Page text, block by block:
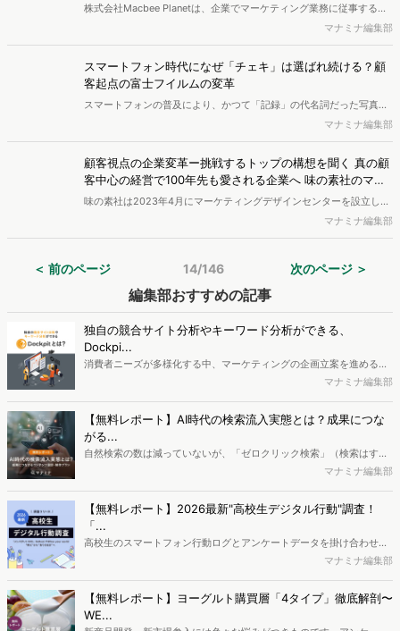
株式会社Macbee Planetは、企業でマーケティング業務に従事する担
当者を対象に「投資シフトマップ調査」を実施し、結果を公開しまし
た。
マナミナ編集部
スマートフォン時代になぜ「チェキ」は選ばれ続ける？顧
客起点の富士フイルムの変革
スマートフォンの普及により、かつて「記録」の代名詞だった写真
は、無料で楽しめるものへと激変した。それに伴い、主力だったプリ
ント事業が厳しい局面を迎えた富士フイルムだが、昨今は「チェキ」
をはじめ、こだわりを持つ若い層を中心に支持が広がり、売上を伸ば
している。この復活の裏側には、これまでの「きれい·早い·安い」と
いう常識を捨て去る、写真価値の再定義があった。データマーケティ
ング支援を行うヴァリューズの辻本秀幸社長（元マクロミル代表）
が、富士フイルムイメージングシステムズ 代表取締役社長の松本考司
氏に話を聞いた。
マナミナ編集部
顧客視点の企業変革ー挑戦するトップの構想を聞く 真の顧
客中心の経営で100年先も愛される企業へ 味の素社のマー
ケ改革
味の素社は2023年4月にマーケティングデザインセンターを設立し、
マーケティングプロセスの改革に取り組んでいる。その中心にいるの
が、「ほんだし」や「クノールカップスープ」などのマーケティング
どを手掛けた岡本達也氏だ。同社が進めているマーケティング改革に
ついて、ヴァリューズの岩村大輝が聞いた。
マナミナ編集部
＜ 前のページ 14/146 次のページ ＞
編集部おすすめの記事
独自の競合サイト分析やキーワード分析ができる、
Dockpi...
消費者ニーズが多様化する中、マーケティングの企画立案を進める上
で、競合分析や消費者分析の重要性がより高まっています。Web行動
データを活用し、Web上の消費者行動を起点とした競合サイト分析や
消費者分析が可能です。今回はDockpitならではの利便性の高い機能
や活用方法を解説します。
マナミナ編集部
【無料レポート】AI時代の検索流入実態とは？成果につな
がる...
自然検索の数は減っていないが、「ゼロクリック検索」（検索はする
がページには流入しない）の割合が増加しているのが、AI時代の検索
か、また、要因を理解した上で、成果に確実につながるコンテンツを
制作するにはどうするべきなのでしょうか。本レポートはこのような
疑問をお抱えのSEO・Webマーケティングご担当者様におすすめの内
容となっています。※本レポートは記事のフォームから無料でダウン
マナミナ編集部
【無料レポート】2026最新"高校生デジタル行動"調査！
「...
高校生のスマートフォン行動ログとアンケートデータを掛け合わせ、
最新の若年層（高校生）におけるデジタル行動実態やSNSの利用傾向
ち、スマートフォンを取り巻く環境が成熟するなか、新興SNSの台頭
により高校生のデジタルライフスタイルは新たな変化を見せていま
す。※資料は記事内の入力フォームより、ダウンロードいただけま
マナミナ編集部
【無料レポート】ヨーグルト購買層「4タイプ」徹底解剖〜
WE...